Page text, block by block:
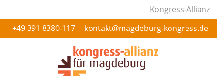
WARUM MAGDEBURG
EVENT-PARTNER
Kongress-Allianz
+49 391 8380-117
kontakt@magdeburg-kongress.de